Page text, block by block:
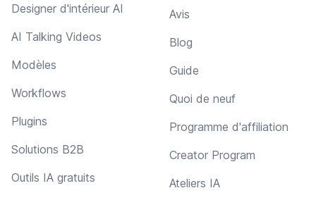
Designer d'intérieur AI
AI Talking Videos
Modèles
Workflows
Plugins
Solutions B2B
Outils IA gratuits
Avis
Blog
Guide
Quoi de neuf
Programme d'affiliation
Creator Program
Ateliers IA